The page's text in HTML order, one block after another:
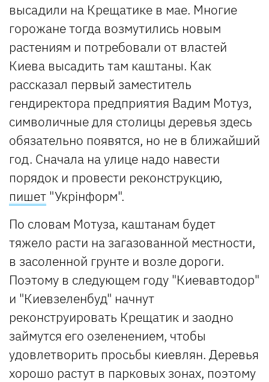
высадили на Крещатике в мае. Многие
горожане тогда возмутились новым
растениям и потребовали от властей
Киева высадить там каштаны. Как
рассказал первый заместитель
гендиректора предприятия Вадим Мотуз,
символичные для столицы деревья здесь
обязательно появятся, но не в ближайший
год. Сначала на улице надо навести
порядок и провести реконструкцию,
пишет "Укрінформ".
По словам Мотуза, каштанам будет
тяжело расти на загазованной местности,
в засоленной грунте и возле дороги.
Поэтому в следующем году "Киевавтодор"
и "Киевзеленбуд" начнут
реконструировать Крещатик и заодно
займутся его озеленением, чтобы
удовлетворить просьбы киевлян. Деревья
хорошо растут в парковых зонах, поэтому